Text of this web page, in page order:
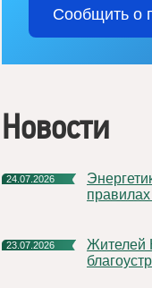
Сообщить о
Новости
24.07.2026
Энергетики «Россети Северо-Запад» напоминают о строгих
23.07.2026
Жителей Коми приглашают стать блогерами